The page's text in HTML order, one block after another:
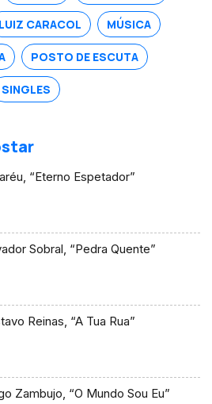
LUIZ CARACOL MÚSICA
POSTO DE ESCUTA
SINGLES
“Eterno Espetador”
Sobral, “Pedra Quente”
Reinas, “A Tua Rua”
Zambujo, “O Mundo Sou Eu”